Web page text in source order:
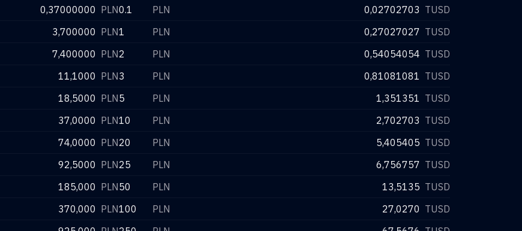
0,37000000 PLN
3,700000 PLN
7,400000 PLN
11,1000 PLN
18,5000 PLN
37,0000 PLN
74,0000 PLN
92,5000 PLN
185,000 PLN
370,000 PLN
0.1
PLN 0,02702703 TUSD
1
PLN 0,27027027 TUSD
2
PLN 0,54054054 TUSD
3
PLN 0,81081081 TUSD
5
PLN 1,351351 TUSD
10
PLN 2,702703 TUSD
20
PLN 5,405405 TUSD
25
PLN 6,756757 TUSD
50
PLN 13,5135 TUSD
100
PLN 27,0270 TUSD